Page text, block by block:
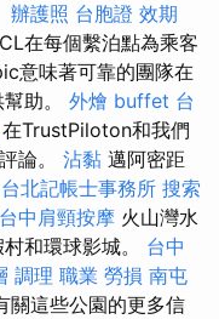
辦護照 台胞證 效期
在每個繫泊點為乘客
意味著可靠的團隊在
助。 外燴 buffet 台
在TrustPiloton和我們
論。 沾黏 邁阿密距
台北記帳士事務所 搜索
台中肩頸按摩 火山灣水
和環球影城。 台中
調理 職業 勞損 南屯
關這些公園的更多信